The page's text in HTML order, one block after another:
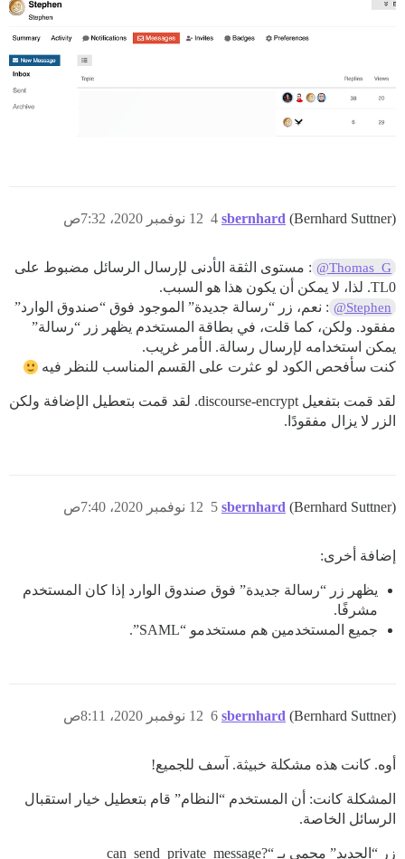
sbernhard (Bernhard Suttner) 12 نوفمبر 2020، 7:32ص 4
@Thomas_G : مستوى الثقة الأدنى لإرسال الرسائل مضبوط على
TL0. لذا، لا يمكن أن يكون هذا هو السبب.
@Stephen : نعم، زر “رسالة جديدة” الموجود فوق “صندوق الوارد”
مفقود. ولكن، كما قلت، في بطاقة المستخدم يظهر زر “رسالة”
يمكن استخدامه لإرسال رسالة. الأمر غريب.
كنت سأفحص الكود لو عثرت على القسم المناسب للنظر فيه
لقد قمت بتفعيل discourse-encrypt. لقد قمت بتعطيل الإضافة ولكن
الزر لا يزال مفقودًا.
sbernhard (Bernhard Suttner) 12 نوفمبر 2020، 7:40ص 5
إضافة أخرى:
يظهر زر “رسالة جديدة” فوق صندوق الوارد إذا كان المستخدم
مشرفًا.
جميع المستخدمين هم مستخدمو “SAML”.
sbernhard (Bernhard Suttner) 12 نوفمبر 2020، 8:11ص 6
أوه. كانت هذه مشكلة خبيثة. آسف للجميع!
المشكلة كانت: أن المستخدم “النظام” قام بتعطيل خيار استقبال
الرسائل الخاصة.
زر “الجديد” محمي بـ “can_send_private_message?